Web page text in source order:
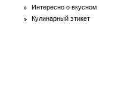
Интересно о вкусном
Кулинарный этикет